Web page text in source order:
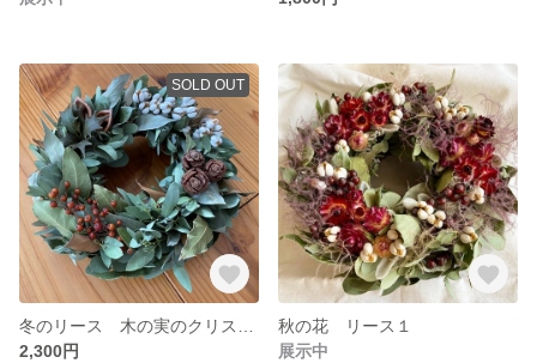
SOLD OUT
2,300円
秋の花 リース１
展示中